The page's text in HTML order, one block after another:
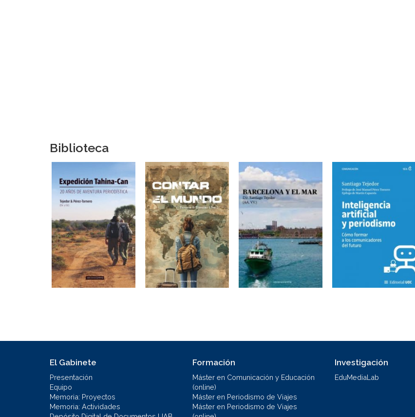
Biblioteca
El Gabinete
Presentación
Equipo
Memoria: Proyectos
Memoria: Actividades
Formación
Máster en Comunicación y Educación
(online)
Máster en Periodismo de Viajes
Máster en Periodismo de Viajes
Investigación
EduMediaLab